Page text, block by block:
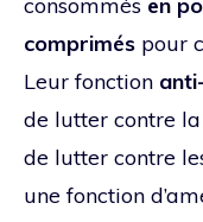
comprimés pour
Leur fonction
de lutter contre
de lutter contre
une fonction